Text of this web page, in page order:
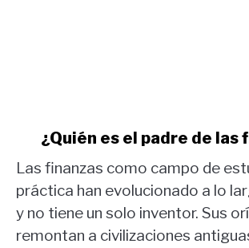
¿Quién
es
el
¿Quién es el padre de las
Las finanzas como campo de
práctica han evolucionado a lo
y no tiene un solo inventor. Sus
remontan a civilizaciones